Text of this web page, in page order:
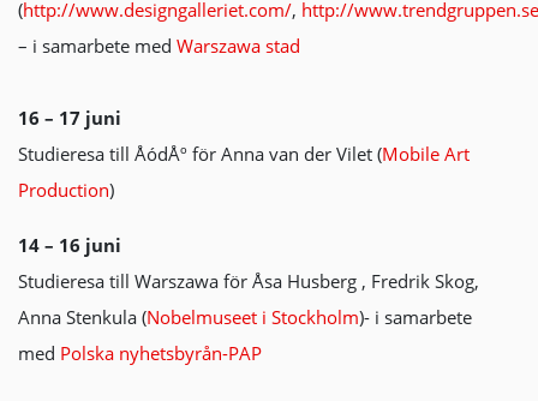
(http://www.designgalleriet.com/, http://
– i samarbete med Warszawa stad
16 – 17 juni
Studieresa till ÅódÅº för Anna van der Vilet (Mobile Art
Production)
14 – 16 juni
Studieresa till Warszawa för Åsa Husberg , Fredrik Skog,
Anna Stenkula (Nobelmuseet i Stockholm)- i samarbete
med Polska nyhetsbyrån-PAP